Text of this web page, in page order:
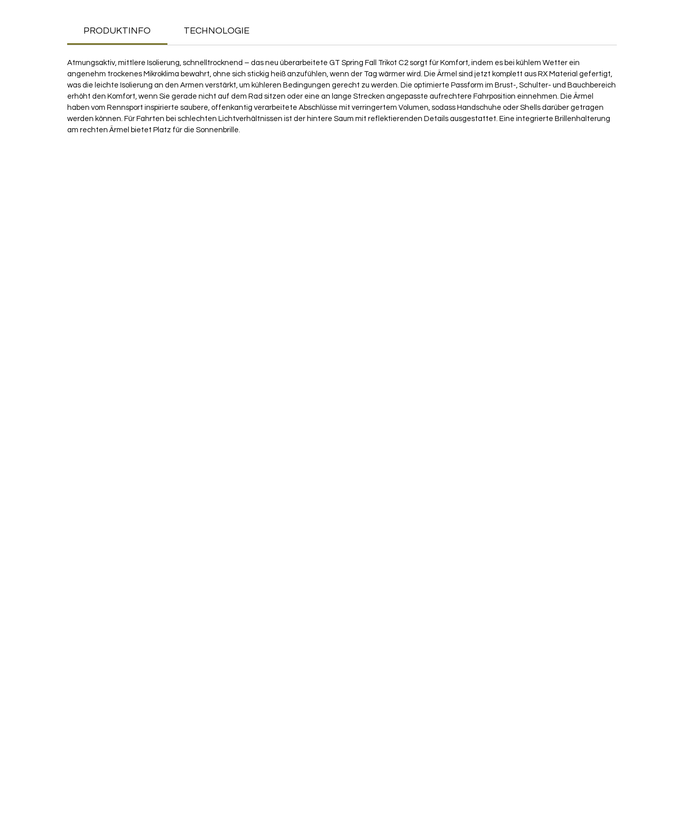
PRODUKTINFO TECHNOLOGIE
Atmungsaktiv, mittlere Isolierung, schnelltrocknend – das neu überarbeitete GT Spring Fall Trikot C2 sorgt für Komfort, indem es bei kühlem Wetter ein
angenehm trockenes Mikroklima bewahrt, ohne sich stickig heiß anzufühlen, wenn der Tag wärmer wird. Die Ärmel sind jetzt komplett aus RX Material gefertigt,
was die leichte Isolierung an den Armen verstärkt, um kühleren Bedingungen gerecht zu werden. Die optimierte Passform im Brust-, Schulter- und Bauchbereich
erhöht den Komfort, wenn Sie gerade nicht auf dem Rad sitzen oder eine an lange Strecken angepasste aufrechtere Fahrposition einnehmen. Die Ärmel
haben vom Rennsport inspirierte saubere, offenkantig verarbeitete Abschlüsse mit verringertem Volumen, sodass Handschuhe oder Shells darüber getragen
werden können. Für Fahrten bei schlechten Lichtverhältnissen ist der hintere Saum mit reflektierenden Details ausgestattet. Eine integrierte Brillenhalterung
am rechten Ärmel bietet Platz für die Sonnenbrille.